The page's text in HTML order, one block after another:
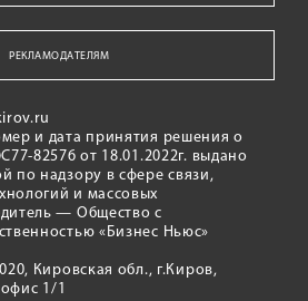
РЕКЛАМОДАТЕЛЯМ
и дата принятия решения о
82576 от 18.01.2022г. выдано
по надзору в сфере связи,
и массовых
— Общество с
«Бизнес Ньюс»
Кировская обл., г.Киров,
1/1